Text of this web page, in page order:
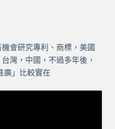
會研究專利、商標，美國
灣，中國，不過多年後，
廣」比較實在